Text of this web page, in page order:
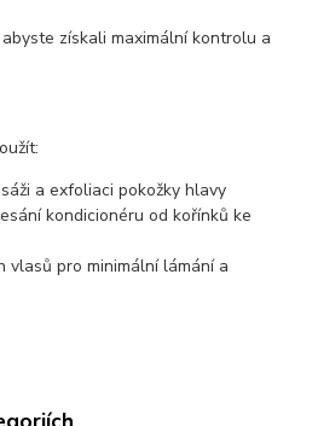
získali maximální kontrolu a
a exfoliaci pokožky hlavy
kondicionéru od kořínků ke
vlasů pro minimální lámání a